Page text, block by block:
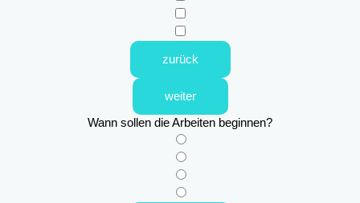
zurück
weiter
Wann sollen die Arbeiten beginnen?